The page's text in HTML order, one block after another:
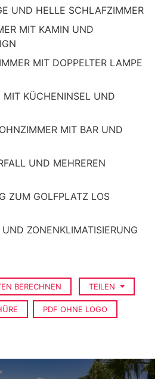
UND HELLE SCHLAFZIMMER
MIT KAMIN UND
MIT DOPPELTER LAMPE
MIT KÜCHENINSEL UND
MIT BAR UND
UND MEHREREN
ZUM GOLFPLATZ LOS
ZONENKLIMATISIERUNG
BERECHNEN TEILEN
PDF OHNE LOGO